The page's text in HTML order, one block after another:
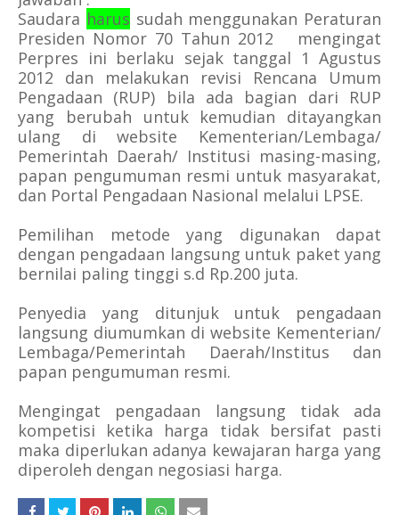
Saudara harus sudah menggunakan Peraturan
Presiden Nomor 70 Tahun 2012 mengingat
Perpres ini berlaku sejak tanggal 1 Agustus
2012 dan melakukan revisi Rencana Umum
Pengadaan (RUP) bila ada bagian dari RUP
yang berubah untuk kemudian ditayangkan
ulang di website Kementerian/Lembaga/
Pemerintah Daerah/ Institusi masing-masing,
papan pengumuman resmi untuk masyarakat,
dan Portal Pengadaan Nasional melalui LPSE.
Pemilihan metode yang digunakan dapat
dengan pengadaan langsung untuk paket yang
bernilai paling tinggi s.d Rp.200 juta.
Penyedia yang ditunjuk untuk pengadaan
langsung diumumkan di website Kementerian/
Lembaga/Pemerintah Daerah/Institus dan
papan pengumuman resmi.
Mengingat pengadaan langsung tidak ada
kompetisi ketika harga tidak bersifat pasti
maka diperlukan adanya kewajaran harga yang
diperoleh dengan negosiasi harga.